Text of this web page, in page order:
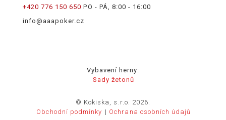
+420 776 150 650 PO - PÁ, 8:00 - 16:00
info@aaapoker.cz
Vybavení herny:
Sady žetonů
© Kokiska, s.r.o. 2026.
Obchodní podmínky
Ochrana osobních údajů